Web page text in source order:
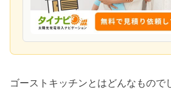
ゴーストキッチンとはどんなもので